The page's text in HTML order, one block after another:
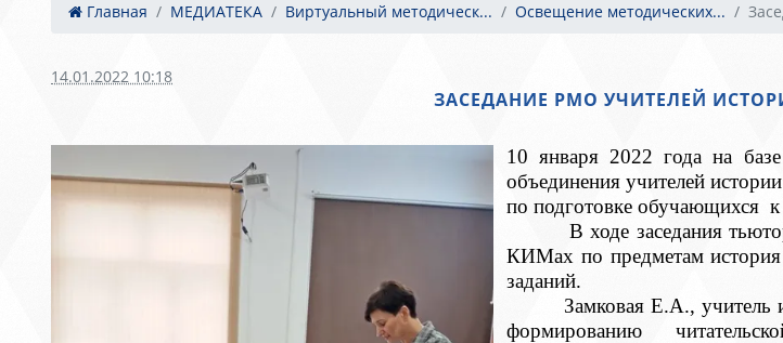
Главная МЕДИАТЕКА Виртуальный методическ... Освещение методических...
14.01.2022 10:18
ЗАСЕДАНИЕ РМО УЧИТЕЛЕЙ
10 января 2022 года на
объединения учителей
по подготовке обучающихся
В ходе заседания
КИМах по предметам история
заданий.
Замковая Е.А., учитель
формированию